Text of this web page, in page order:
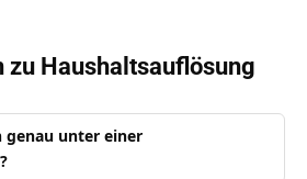
zu Haushaltsauflösung
genau unter einer